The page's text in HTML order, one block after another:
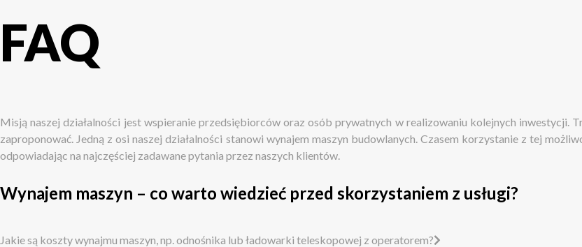
FAQ
Misją naszej działalności jest wspieranie przedsiębiorców oraz osób prywatnych w realizowaniu kolejnych inwestycji.
zaproponować. Jedną z osi naszej działalności stanowi wynajem maszyn budowlanych. Czasem korzystanie z tej
odpowiadając na najczęściej zadawane pytania przez naszych klientów.
Wynajem maszyn – co warto wiedzieć przed skorzystaniem z usługi?
Jakie są koszty wynajmu maszyn, np. odnośnika lub ładowarki teleskopowej z operatorem?